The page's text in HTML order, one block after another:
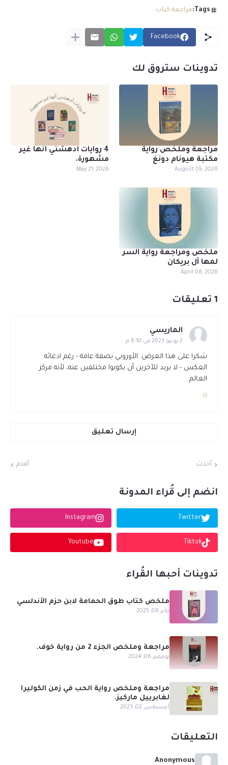
Tags: مراجعة كتاب
Facebook
تدوينات ستروق لك
مراجعة وملخص رواية
مكتبة هيونام دونغ
August 05, 2026
4 روايات أدهشني أنها غير
مشهورة.
May 21, 2026
ملخص ومراجعة رواية السر
لمها آل بريكان
April 08, 2026
1 تعليقات
الماريسي
2 يونيو 2023 في 6:10 م
شكرا على هذا العرض. الأوروبي بصفة عامة - رغم ادعائه
العكس - لا يريد للآخرين أن يكونوا مختلفين عنه، لأنه مركز
العالم.
رد
إرسال تعليق
أحدث أقدم
انضم إلى قُراء المدونة
Twitter
Instagram
Tiktok
Youtube
تدوينات أحبها القُراء
ملخص كتاب طوق الحمامة لابن حزم الأندلسي
يناير 08, 2025
مراجعة وملخص الجزء 2 من رواية خوف.
نوفمبر 06, 2024
مراجعة وملخص رواية الحب في زمن الكوليرا
لغابرييل ماركيز.
أغسطس 02, 2023
التعليقات
Anonymous